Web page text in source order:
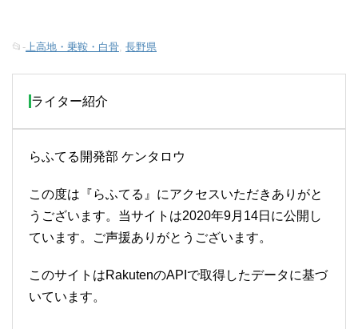
📂-上高地・乗鞍・白骨, 長野県
ライター紹介
らふてる開発部 ケンタロウ
この度は『らふてる』にアクセスいただきありがと
うございます。当サイトは2020年9月14日に公開し
ています。ご声援ありがとうございます。
このサイトはRakutenのAPIで取得したデータに基づ
いています。